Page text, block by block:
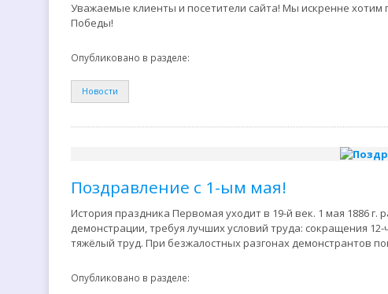
Уважаемые клиенты и посетители сайта! Мы искренне хотим
Победы!
Опубликовано в разделе:
Новости
Поздравление с 1-ым мая!
История праздника Первомая уходит в 19-й век. 1 мая 1886
демонстрации, требуя лучших условий труда: сокращения
тяжёлый труд. При безжалостных разгонах демонстрантов
Опубликовано в разделе: